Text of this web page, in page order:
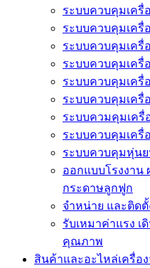
ระบบควบคุมเครื่
ระบบควบคุมเครื่
ระบบควบคุมเครื่
ระบบควบคุมเครื่
ระบบควบคุมเครื่
ระบบควบคุมเครื่
ระบบควมคุมเครื่
ระบบควบคุมเครื่
ระบบควบคุมหุ่นย
ออกแบบโรงงาน
กระดาษลูกฟูก
จำหน่าย และติดตั้
รับเหมาค่าแรง เ
คุณภาพ
สินค้าและอะไหล่เครื่อ